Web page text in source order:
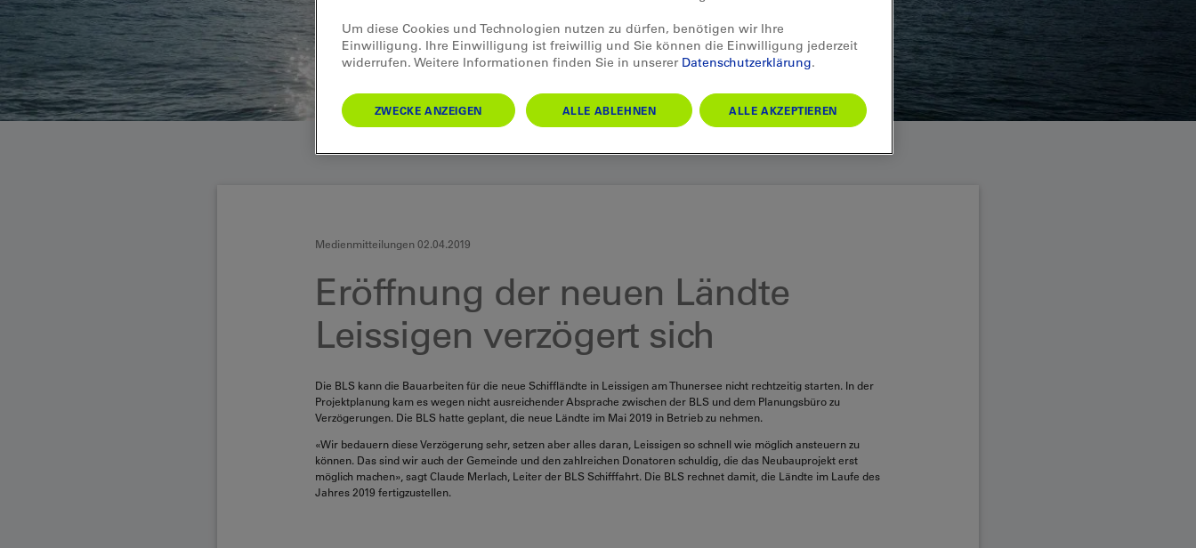
Medienmitteilungen 02.04.2019
Eröffnung der neuen Ländte
Leissigen verzögert sich
Die BLS kann die Bauarbeiten für die neue Schiffländte in Leissigen am Thunersee nicht rechtzeitig starten. In der
Projektplanung kam es wegen nicht ausreichender Absprache zwischen der BLS und dem Planungsbüro zu
Verzögerungen. Die BLS hatte geplant, die neue Ländte im Mai 2019 in Betrieb zu nehmen.
«Wir bedauern diese Verzögerung sehr, setzen aber alles daran, Leissigen so schnell wie möglich ansteuern zu
können. Das sind wir auch der Gemeinde und den zahlreichen Donatoren schuldig, die das Neubauprojekt erst
möglich machen», sagt Claude Merlach, Leiter der BLS Schifffahrt. Die BLS rechnet damit, die Ländte im Laufe des
Jahres 2019 fertigzustellen.
Um diese Cookies und Technologien nutzen zu dürfen, benötigen wir Ihre
Einwilligung. Ihre Einwilligung ist freiwillig und Sie können die Einwilligung jederzeit
widerrufen. Weitere Informationen finden Sie in unserer Datenschutzerklärung.
ZWECKE ANZEIGEN ALLE ABLEHNEN ALLE AKZEPTIEREN